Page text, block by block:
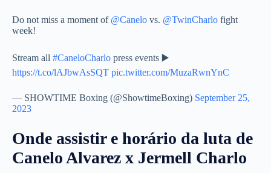
Do not miss a moment of @Canelo vs. @TwinCharlo fight
week!
Stream all #CaneloCharlo press events ▶️
https://t.co/lAJbwAsSQT pic.twitter.com/MuzaRwnYnC
— SHOWTIME Boxing (@ShowtimeBoxing) September 25,
2023
Onde assistir e horário da luta de
Canelo Alvarez x Jermell Charlo